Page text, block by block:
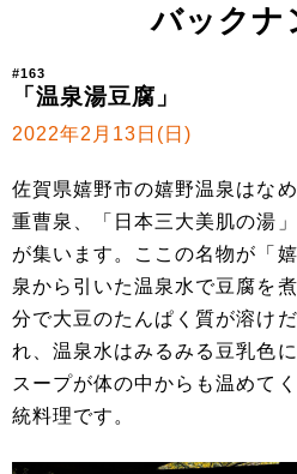
バックナ
#163
「温泉湯豆腐」
2022年2月13日(日)
佐賀県嬉野市の嬉野温泉はな
重曹泉、「日本三大美肌の湯
が集います。ここの名物が「
泉から引いた温泉水で豆腐を
分で大豆のたんぱく質が溶け
れ、温泉水はみるみる豆乳色
スープが体の中からも温めて
統料理です。